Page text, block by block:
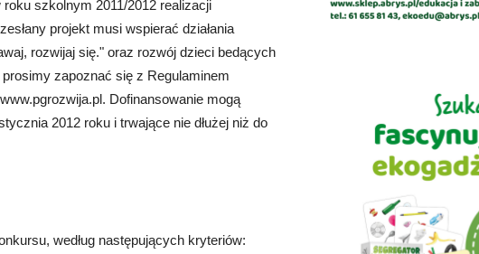
szkolnym 2011/2012 realizacji
projekt musi wspierać działania
rozwijaj się." oraz rozwój dzieci bedących
zapoznać się z Regulaminem
Dofinansowanie mogą
2012 roku i trwające nie dłużej niż do
według następujących kryteriów: